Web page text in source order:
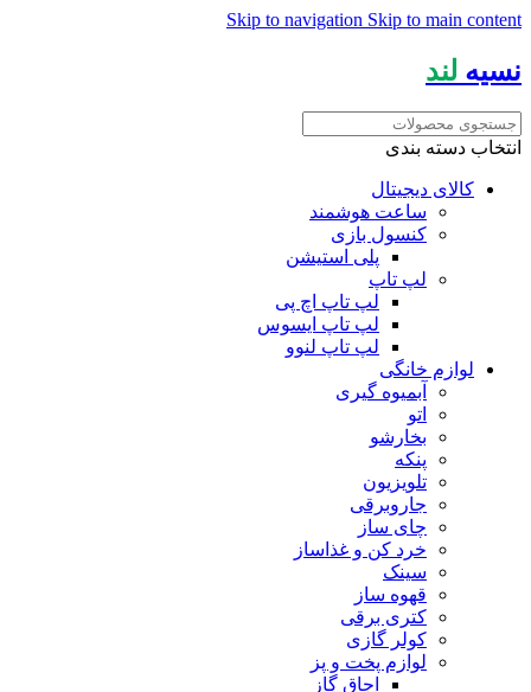
Skip to navigation Skip to main content
نسیه لند
انتخاب دسته بندی
کالای دیجیتال
ساعت هوشمند
کنسول بازی
پلی استیشن
لپ تاپ
لپ تاپ اچ پی
لپ تاپ ایسوس
لپ تاپ لنوو
لوازم خانگی
آبمیوه گیری
اتو
بخارشو
پنکه
تلویزیون
جاروبرقی
چای ساز
خرد کن و غذاساز
سینک
قهوه ساز
کتری برقی
کولر گازی
لوازم پخت و پز
اجاق گاز